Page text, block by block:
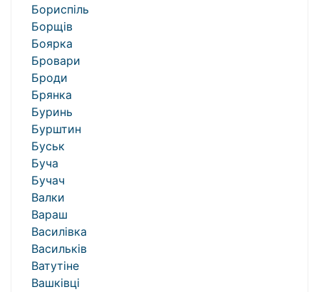
Бориспіль
Борщів
Боярка
Бровари
Броди
Брянка
Буринь
Бурштин
Буськ
Буча
Бучач
Валки
Вараш
Василівка
Васильків
Ватутіне
Вашківці